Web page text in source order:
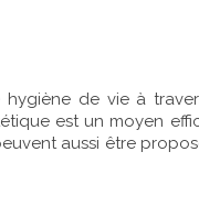
hygiène de vie à
est un moyen
aussi être